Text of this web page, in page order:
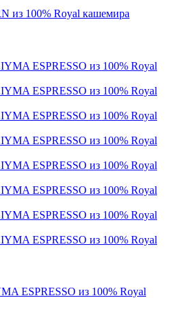
из 100% Royal кашемира
ESPRESSO из 100% Royal